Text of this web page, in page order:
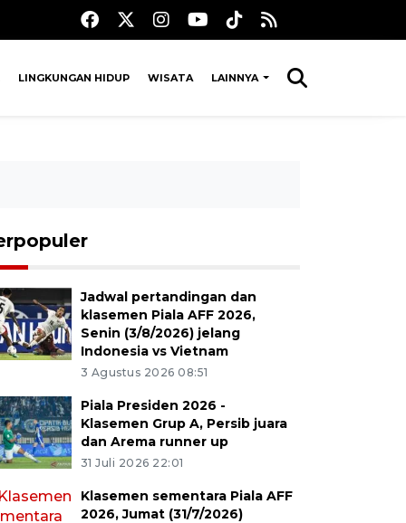
LINGKUNGAN HIDUP WISATA LAINNYA
Jadwal pertandingan dan
klasemen Piala AFF 2026,
Senin (3/8/2026) jelang
Indonesia vs Vietnam
3 Agustus 2026 08:51
Piala Presiden 2026 -
Klasemen Grup A, Persib juara
dan Arema runner up
31 Juli 2026 22:01
Klasemen sementara Piala AFF
2026, Jumat (31/7/2026)